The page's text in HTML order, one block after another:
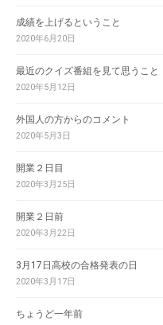
成績を上げるということ
2020年6月20日
最近のクイズ番組を見て思うこと
2020年5月12日
外国人の方からのコメント
2020年5月3日
開業２日目
2020年3月25日
開業２日前
2020年3月22日
3月17日高校の合格発表の日
2020年3月17日
ちょうど一年前